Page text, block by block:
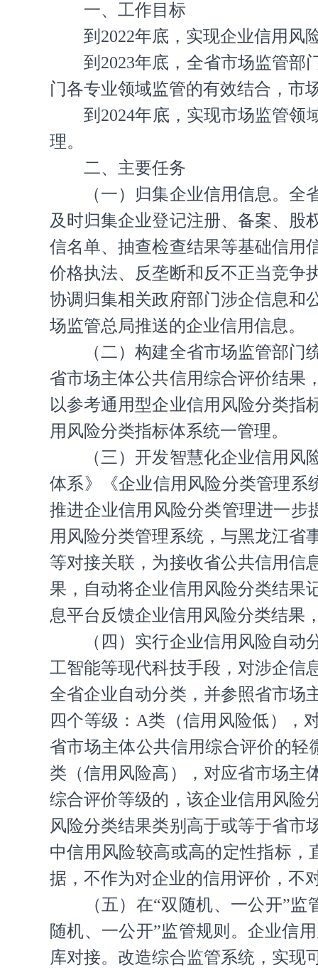
一、工作目标
到2022年底，实现企业信用风
到2023年底，全省市场监管部
门各专业领域监管的有效结合，市
到2024年底，实现市场监管领
理。
二、主要任务
（一）归集企业信用信息。
及时归集企业登记注册、备案、股
信名单、抽查检查结果等基础信用
价格执法、反垄断和反不正当竞争
协调归集相关政府部门涉企信息和
场监管总局推送的企业信用信息。
（二）构建全省市场监管部
省市场主体公共信用综合评价结果
以参考通用型企业信用风险分类指
用风险分类指标体系统一管理。
（三）开发智慧化企业信用
体系》《企业信用风险分类管理系
推进企业信用风险分类管理进一步
用风险分类管理系统，与黑龙江省
等对接关联，为接收省公共信用信
果，自动将企业信用风险分类结果
息平台反馈企业信用风险分类结果
（四）实行企业信用风险自
工智能等现代科技手段，对涉企信
全省企业自动分类，并参照省市场
四个等级：A类（信用风险低），
省市场主体公共信用综合评价的
类（信用风险高），对应省市场主
综合评价等级的，该企业信用风险
风险分类结果类别高于或等于省市
中信用风险较高或高的定性指标
据，不作为对企业的信用评价，不
（五）在“双随机、一公开”
随机、一公开”监管规则。企业信
库对接。改造综合监管系统，实现